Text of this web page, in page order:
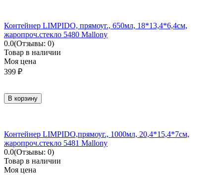
Контейнер LIMPIDO, прямоуг., 650мл, 18*13,4*6,4см,
жаропроч.стекло 5480 Mallony
0.0(Отзывы: 0)
Товар в наличии
Моя цена
399 ₽
В корзину
Контейнер LIMPIDO,прямоуг., 1000мл, 20,4*15,4*7см,
жаропроч.стекло 5481 Mallony
0.0(Отзывы: 0)
Товар в наличии
Моя цена